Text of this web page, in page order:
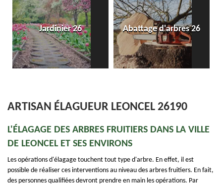
Jardinier 26 Abattage d'arbres 26
ARTISAN ÉLAGUEUR LEONCEL 26190
L'ÉLAGAGE DES ARBRES FRUITIERS DANS LA VILLE
DE LEONCEL ET SES ENVIRONS
Les opérations d'élagage touchent tout type d'arbre. En effet, il est
possible de réaliser ces interventions au niveau des arbres fruitiers. En fait,
des personnes qualifiées devront prendre en main les opérations. Par